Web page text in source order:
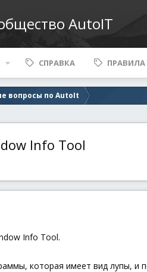
AutoIT
СПРАВКА ПРАВИЛА
вопросы по AutoIt
Info Tool
Info Tool.
которая имеет вид лупы, и